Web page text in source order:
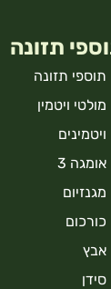
תזונה
תוספי תזונה
מולטי ויטמין
ויטמינים
אומגה 3
מגנזיום
כורכום
אבץ
סידן